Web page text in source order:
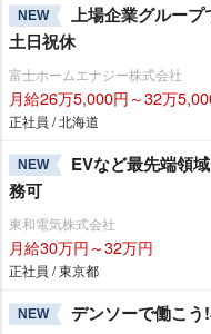
NEW
上場企業グルー
土日祝休
富士ホームエナジー株式会社
月給26万5,000円～32万
正社員 / 北海道
NEW
EVなど最先端領
務可
東和電気株式会社
月給30万円～32万円
正社員 / 東京都
NEW デンソーで働こ